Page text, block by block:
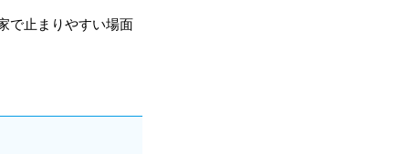
で止まりやすい場面